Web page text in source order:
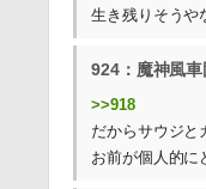
生き残りそうや
924：魔神風
>>918
だからサウジと
お前が個人的に